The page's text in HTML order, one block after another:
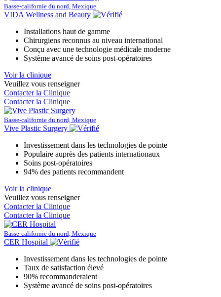
Basse-californie du nord, Mexique
VIDA Wellness and Beauty
Installations haut de gamme
Chirurgiens reconnus au niveau international
Conçu avec une technologie médicale moderne
Système avancé de soins post-opératoires
Voir la clinique
Veuillez vous renseigner
Contacter la Clinique
Contacter la Clinique
Basse-californie du nord, Mexique
Vive Plastic Surgery
Investissement dans les technologies de pointe
Populaire auprès des patients internationaux
Soins post-opératoires
94% des patients recommandent
Voir la clinique
Veuillez vous renseigner
Contacter la Clinique
Contacter la Clinique
Basse-californie du nord, Mexique
CER Hospital
Investissement dans les technologies de pointe
Taux de satisfaction élevé
90% recommanderaient
Système avancé de soins post-opératoires